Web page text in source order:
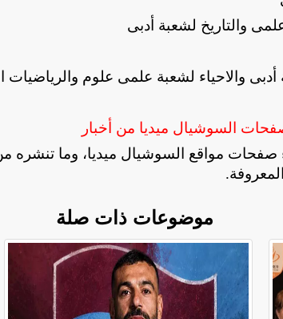
السوشيال ميديا من أخبار
صفحات مواقع السوشيال ميديا، وما
موضوعات ذات صلة